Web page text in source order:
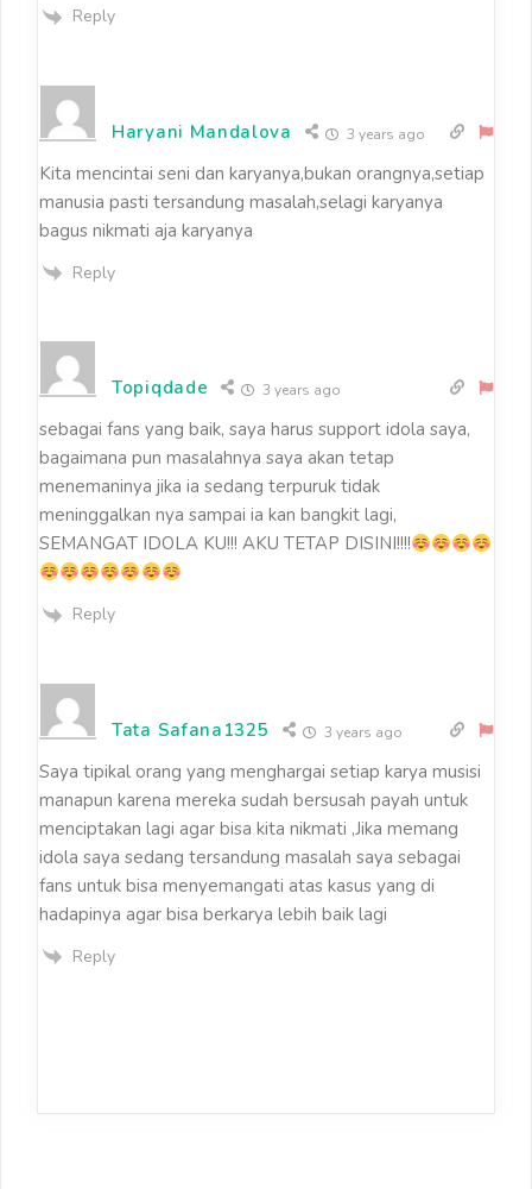
Reply
Haryani Mandalova 3 years ago
Kita mencintai seni dan karyanya,bukan orangnya,setiap
manusia pasti tersandung masalah,selagi karyanya
bagus nikmati aja karyanya
Reply
Topiqdade 3 years ago
sebagai fans yang baik, saya harus support idola saya,
bagaimana pun masalahnya saya akan tetap
menemaninya jika ia sedang terpuruk tidak
meninggalkan nya sampai ia kan bangkit lagi,
SEMANGAT IDOLA KU!!! AKU TETAP DISINI!!!!
Reply
Tata Safana1325 3 years ago
Saya tipikal orang yang menghargai setiap karya musisi
manapun karena mereka sudah bersusah payah untuk
menciptakan lagi agar bisa kita nikmati ,Jika memang
idola saya sedang tersandung masalah saya sebagai
fans untuk bisa menyemangati atas kasus yang di
hadapinya agar bisa berkarya lebih baik lagi
Reply